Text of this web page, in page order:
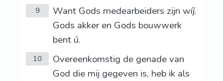
9
Want Gods medearbeiders zijn wíj.
Gods akker en Gods bouwwerk
bent ú.
10
Overeenkomstig de genade van
God die mij gegeven is, heb ik als